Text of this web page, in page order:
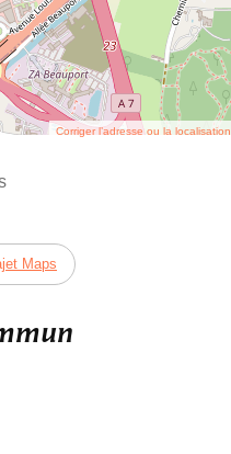
Corriger l’adresse ou la localisation
Maps